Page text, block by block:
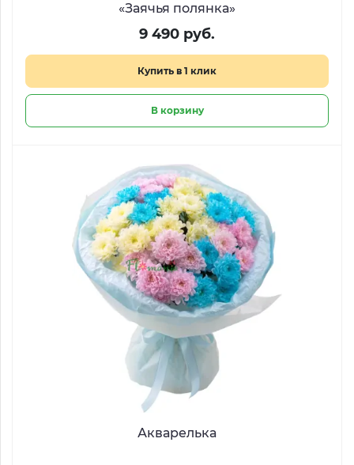
«Заячья полянка»
9 490 руб.
Купить в 1 клик
В корзину
Акварелька